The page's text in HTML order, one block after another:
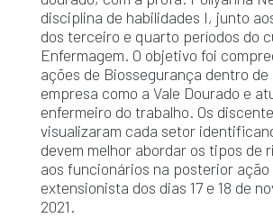
disciplina de habilidades I, junto
dos terceiro e quarto períodos do
Enfermagem. O objetivo foi
ações de Biossegurança dentro de
empresa como a Vale Dourado e
enfermeiro do trabalho. Os
visualizaram cada setor
devem melhor abordar os tipos de
aos funcionários na posterior ação
extensionista dos dias 17 e 18 de
2021.